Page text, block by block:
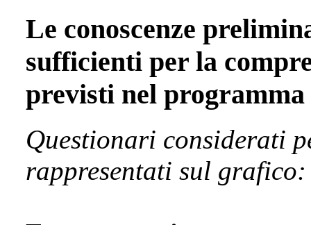
Le conoscenze
sufficienti per la
previsti nel programma
Questionari considerati
rappresentati sul